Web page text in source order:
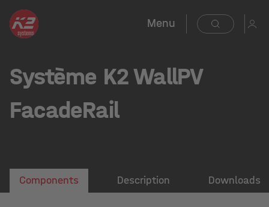
Menu
Système K2 WallPV
FacadeRail
Components Description Downloads